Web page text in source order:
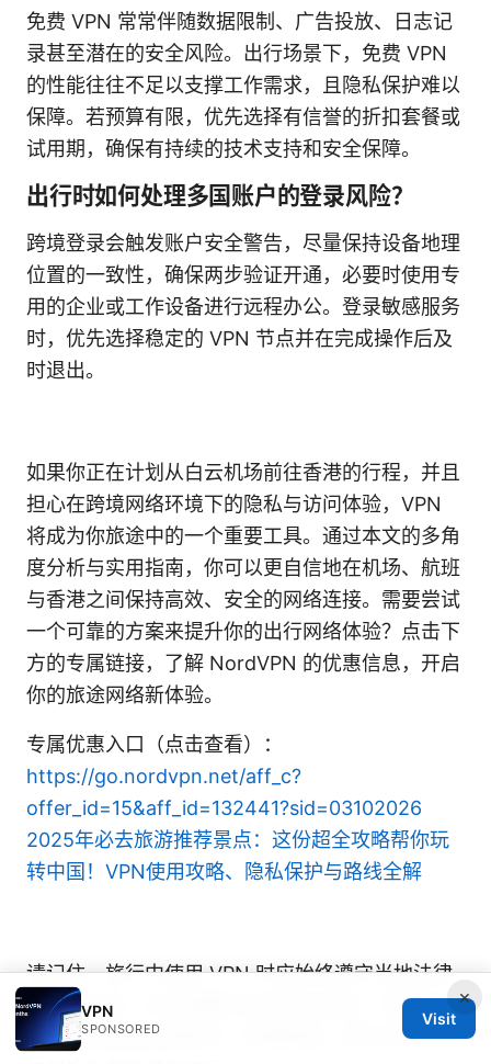
免费 VPN 常常伴随数据限制、广告投放、日志记
录甚至潜在的安全风险。出行场景下，免费 VPN
的性能往往不足以支撑工作需求，且隐私保护难以
保障。若预算有限，优先选择有信誉的折扣套餐或
试用期，确保有持续的技术支持和安全保障。
出行时如何处理多国账户的登录风险？
跨境登录会触发账户安全警告，尽量保持设备地理
位置的一致性，确保两步验证开通，必要时使用专
用的企业或工作设备进行远程办公。登录敏感服务
时，优先选择稳定的 VPN 节点并在完成操作后及
时退出。
如果你正在计划从白云机场前往香港的行程，并且
担心在跨境网络环境下的隐私与访问体验，VPN
将成为你旅途中的一个重要工具。通过本文的多角
度分析与实用指南，你可以更自信地在机场、航班
与香港之间保持高效、安全的网络连接。需要尝试
一个可靠的方案来提升你的出行网络体验？点击下
方的专属链接，了解 NordVPN 的优惠信息，开启
你的旅途网络新体验。
专属优惠入口（点击查看）：
https://go.nordvpn.net/aff_c?
offer_id=15&aff_id=132441?sid=03102026
2025年必去旅游推荐景点：这份超全攻略帮你玩
转中国！VPN使用攻略、隐私保护与路线全解
请记住，旅行中使用 VPN 时应始终遵守当地法律
和服务条款，并在需要时咨询专业意见。祝你在白
云机场到香港的旅程中，网络畅通、隐私安全、工
×
VPN
SPONSORED
Visit